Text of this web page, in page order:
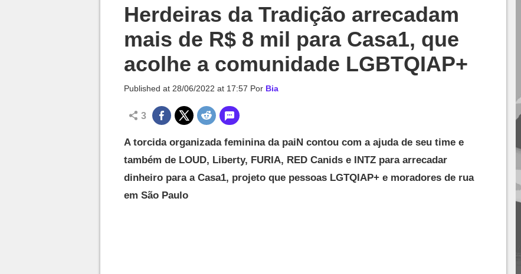
Herdeiras da Tradição arrecadam
mais de R$ 8 mil para Casa1, que
acolhe a comunidade LGBTQIAP+
Published at 28/06/2022 at 17:57 Por Bia
3
A torcida organizada feminina da paiN contou com a ajuda de seu time e
também de LOUD, Liberty, FURIA, RED Canids e INTZ para arrecadar
dinheiro para a Casa1, projeto que pessoas LGTQIAP+ e moradores de rua
em São Paulo